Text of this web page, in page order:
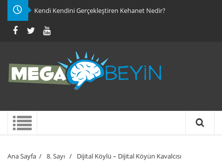
Kendi Kendini Gerçekleştiren Kehanet Nedir?
Ana Sayfa / 8. Sayı / Dijital Köylü – Dijital Köyün Kavalcısı